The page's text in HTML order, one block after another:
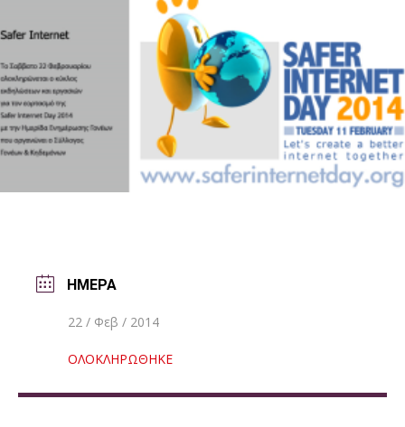
ΗΜΕΡΑ
22 / Φεβ / 2014
ΟΛΟΚΛΗΡΩΘΗΚΕ